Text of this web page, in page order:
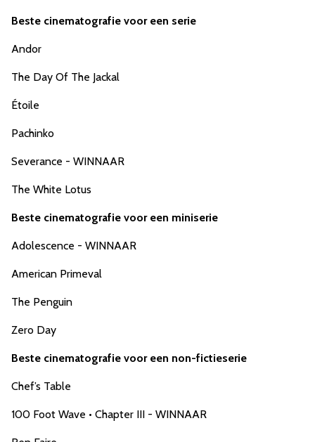
Beste cinematografie voor een serie
Andor
The Day Of The Jackal
Étoile
Pachinko
Severance - WINNAAR
The White Lotus
Beste cinematografie voor een miniserie
Adolescence - WINNAAR
American Primeval
The Penguin
Zero Day
Beste cinematografie voor een non-fictieserie
Chef’s Table
100 Foot Wave • Chapter III - WINNAAR